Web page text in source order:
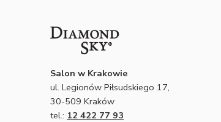
Salon w Krakowie
ul. Legionów Piłsudskiego 17,
30-509 Kraków
tel.: 12 422 77 93